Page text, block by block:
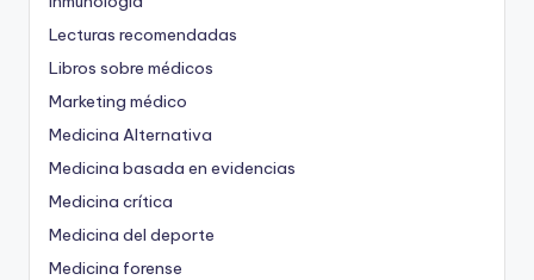
Lecturas recomendadas
Libros sobre médicos
Marketing médico
Medicina Alternativa
Medicina basada en evidencias
Medicina crítica
Medicina del deporte
Medicina forense